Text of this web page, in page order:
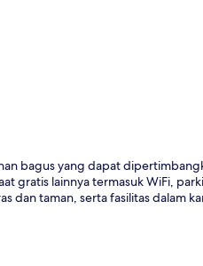
bagus yang dapat
gratis lainnya termasuk WiFi,
dan taman, serta fasilitas dalam